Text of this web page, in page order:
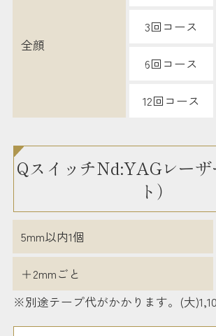
全顔
3回コース
6回コース
12回コース
QスイッチNd:YAGレーザ
ト）
5mm以内1個
＋2mmごと
※別途テープ代がかかります。(大